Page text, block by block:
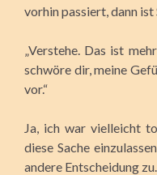
vorhin passiert, dann ist
„Verstehe. Das ist
schwöre dir, meine
vor.“
Ja, ich war vielleicht
diese Sache
andere Entscheidung zu.